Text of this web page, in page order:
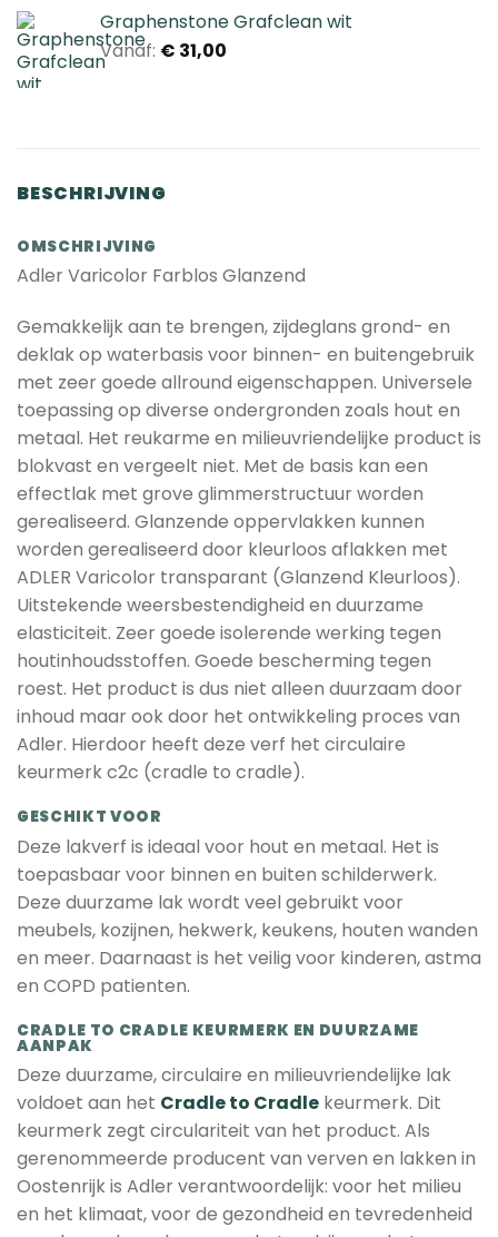
Graphenstone Grafclean wit
Vanaf: € 31,00
BESCHRIJVING
OMSCHRIJVING
Adler Varicolor Farblos Glanzend
Gemakkelijk aan te brengen, zijdeglans grond- en
deklak op waterbasis voor binnen- en buitengebruik
met zeer goede allround eigenschappen. Universele
toepassing op diverse ondergronden zoals hout en
metaal. Het reukarme en milieuvriendelijke product is
blokvast en vergeelt niet. Met de basis kan een
effectlak met grove glimmerstructuur worden
gerealiseerd. Glanzende oppervlakken kunnen
worden gerealiseerd door kleurloos aflakken met
ADLER Varicolor transparant (Glanzend Kleurloos).
Uitstekende weersbestendigheid en duurzame
elasticiteit. Zeer goede isolerende werking tegen
houtinhoudsstoffen. Goede bescherming tegen
roest. Het product is dus niet alleen duurzaam door
inhoud maar ook door het ontwikkeling proces van
Adler. Hierdoor heeft deze verf het circulaire
keurmerk c2c (cradle to cradle).
GESCHIKT VOOR
Deze lakverf is ideaal voor hout en metaal. Het is
toepasbaar voor binnen en buiten schilderwerk.
Deze duurzame lak wordt veel gebruikt voor
meubels, kozijnen, hekwerk, keukens, houten wanden
en meer. Daarnaast is het veilig voor kinderen, astma
en COPD patienten.
CRADLE TO CRADLE KEURMERK EN DUURZAME
AANPAK
Deze duurzame, circulaire en milieuvriendelijke lak
voldoet aan het Cradle to Cradle keurmerk. Dit
keurmerk zegt circulariteit van het product. Als
gerenommeerde producent van verven en lakken in
Oostenrijk is Adler verantwoordelijk: voor het milieu
en het klimaat, voor de gezondheid en tevredenheid